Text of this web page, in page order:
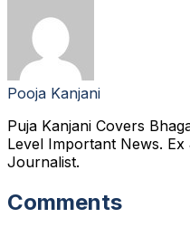
Pooja Kanjani
Puja Kanjani Covers
Level Important News.
Journalist.
Comments